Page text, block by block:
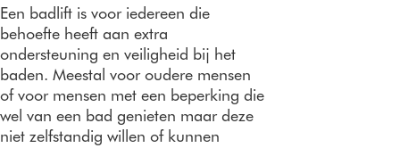
Een badlift is voor iedereen die
behoefte heeft aan extra
ondersteuning en veiligheid bij het
baden. Meestal voor oudere mensen
of voor mensen met een beperking die
wel van een bad genieten maar deze
niet zelfstandig willen of kunnen